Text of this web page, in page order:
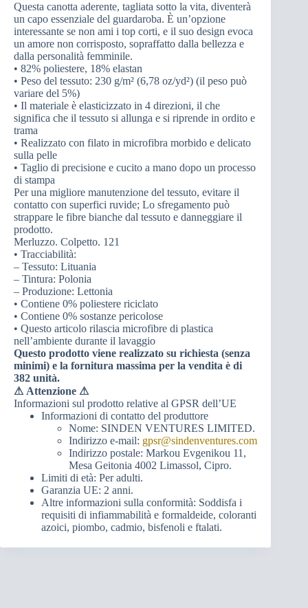
Questa canotta aderente, tagliata sotto la vita, diventerà
un capo essenziale del guardaroba. È un’opzione
interessante se non ami i top corti, e il suo design evoca
un amore non corrisposto, sopraffatto dalla bellezza e
dalla personalità femminile.
• 82% poliestere, 18% elastan
• Peso del tessuto: 230 g/m² (6,78 oz/yd²) (il peso può
variare del 5%)
• Il materiale è elasticizzato in 4 direzioni, il che
significa che il tessuto si allunga e si riprende in ordito e
trama
• Realizzato con filato in microfibra morbido e delicato
sulla pelle
• Taglio di precisione e cucito a mano dopo un processo
di stampa
Per una migliore manutenzione del tessuto, evitare il
contatto con superfici ruvide; Lo sfregamento può
strappare le fibre bianche dal tessuto e danneggiare il
prodotto.
Merluzzo. Colpetto. 121
• Tracciabilità:
– Tessuto: Lituania
– Tintura: Polonia
– Produzione: Lettonia
• Contiene 0% poliestere riciclato
• Contiene 0% sostanze pericolose
• Questo articolo rilascia microfibre di plastica
nell’ambiente durante il lavaggio
Questo prodotto viene realizzato su richiesta (senza
minimi) e la fornitura massima per la vendita è di
382 unità.
⚠ Attenzione ⚠
Informazioni sul prodotto relative al GPSR dell’UE
Informazioni di contatto del produttore
Nome: SINDEN VENTURES LIMITED.
Indirizzo e-mail: gpsr@sindenventures.com
Indirizzo postale: Markou Evgenikou 11,
Mesa Geitonia 4002 Limassol, Cipro.
Limiti di età: Per adulti.
Garanzia UE: 2 anni.
Altre informazioni sulla conformità: Soddisfa i
requisiti di infiammabilità e formaldeide, coloranti
azoici, piombo, cadmio, bisfenoli e ftalati.